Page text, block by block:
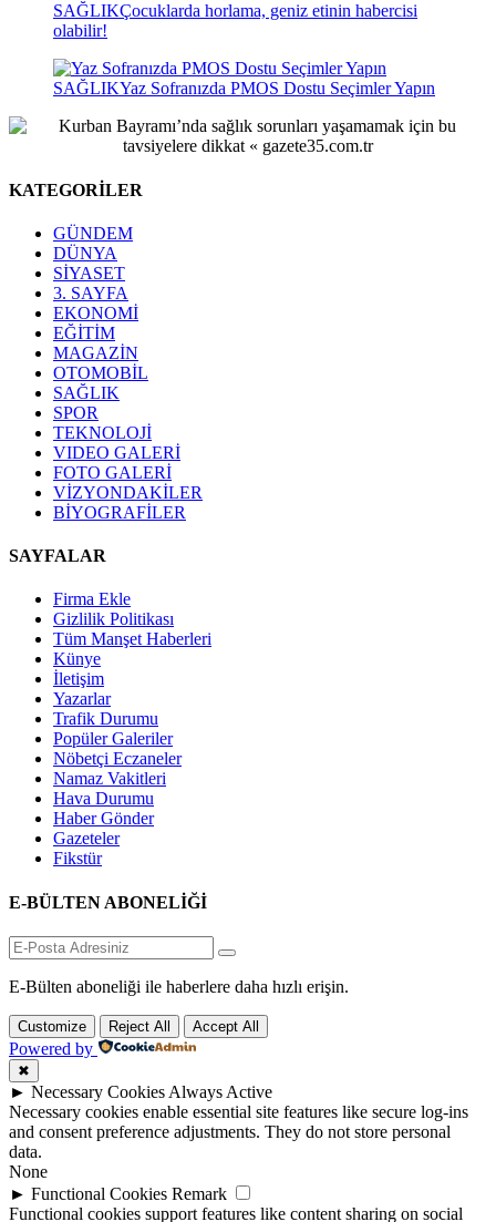
SAĞLIKÇocuklarda horlama, geniz etinin habercisi
olabilir!
SAĞLIKYaz Sofranızda PMOS Dostu Seçimler Yapın
KATEGORİLER
GÜNDEM
DÜNYA
SİYASET
3. SAYFA
EKONOMİ
EĞİTİM
MAGAZİN
OTOMOBİL
SAĞLIK
SPOR
TEKNOLOJİ
VIDEO GALERİ
FOTO GALERİ
VİZYONDAKİLER
BİYOGRAFİLER
SAYFALAR
Firma Ekle
Gizlilik Politikası
Tüm Manşet Haberleri
Künye
İletişim
Yazarlar
Trafik Durumu
Popüler Galeriler
Nöbetçi Eczaneler
Namaz Vakitleri
Hava Durumu
Haber Gönder
Gazeteler
Fikstür
E-BÜLTEN ABONELİĞİ
E-Bülten aboneliği ile haberlere daha hızlı erişin.
Customize Reject All Accept All
Powered by
✖
► Necessary Cookies Always Active
Necessary cookies enable essential site features like secure log-ins
and consent preference adjustments. They do not store personal
data.
None
► Functional Cookies Remark
Functional cookies support features like content sharing on social